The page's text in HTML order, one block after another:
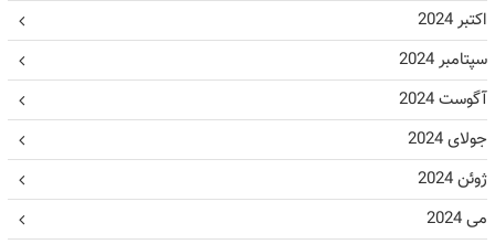
اکتبر 2024
سپتامبر 2024
آگوست 2024
جولای 2024
ژوئن 2024
می 2024